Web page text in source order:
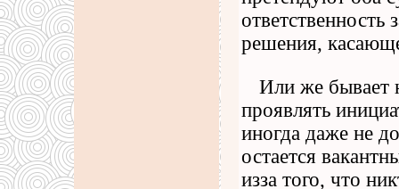
ответственность
решения,
Или же бывает
проявлять
иногда даже не
остается
изза того, что